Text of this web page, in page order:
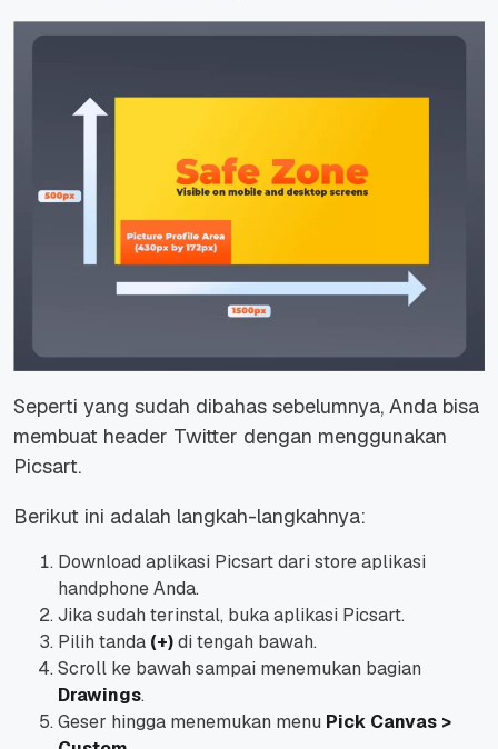
Seperti yang sudah dibahas sebelumnya, Anda bisa
membuat header Twitter dengan menggunakan
Picsart.
Berikut ini adalah langkah-langkahnya:
Download aplikasi Picsart dari store aplikasi
handphone Anda.
Jika sudah terinstal, buka aplikasi Picsart.
Pilih tanda (+)di tengah bawah.
Scroll ke bawah sampai menemukan bagian
Drawings.
Geser hingga menemukan menu Pick Canvas >